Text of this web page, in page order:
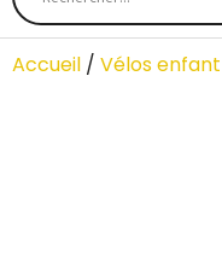
Accueil / Vélos enfant